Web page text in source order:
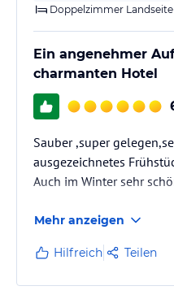
Doppelzimmer
Ein angenehmer
charmanten Hotel
Sauber ,super
ausgezeichnetes
Auch im Winter sehr
Mehr anzeigen
Hilfreich Teilen